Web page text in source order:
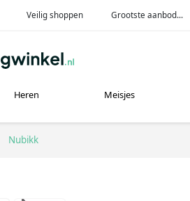
Veilig shoppen Grootste aanbod...
Heren Meisjes
Nubikk